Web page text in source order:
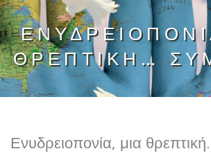
ΘΡΕΠΤΙΚΉ…
Ενυδρειοπονία, μια